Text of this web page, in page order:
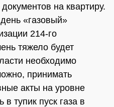
на квартиру.
«газовый»
214-го
тяжело будет
необходимо
принимать
акты на уровне
в тупик пуск газа в